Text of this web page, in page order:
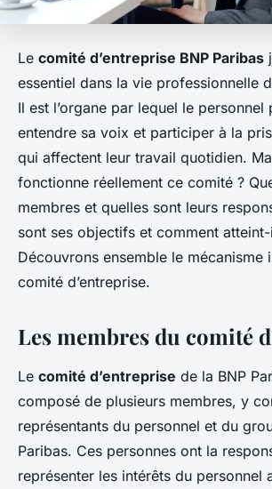
Le comité d’entreprise BNP Paribas
essentiel dans la vie professionnelle
Il est l’organe par lequel le personnel
entendre sa voix et participer à la
qui affectent leur travail quotidien.
fonctionne réellement ce comité ?
membres et quelles sont leurs
sont ses objectifs et comment
Découvrons ensemble le mécanisme
comité d’entreprise.
Les membres du comité
Le comité d’entreprise de la BNP
composé de plusieurs membres, y
représentants du personnel et du
Paribas. Ces personnes ont la
représenter les intérêts du personnel